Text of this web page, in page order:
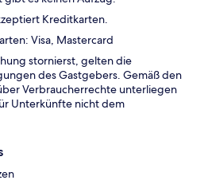
Kreditkarten.
Visa, Mastercard
stornierst, gelten die
des Gastgebers. Gemäß den
Verbraucherrechte unterliegen
Unterkünfte nicht dem